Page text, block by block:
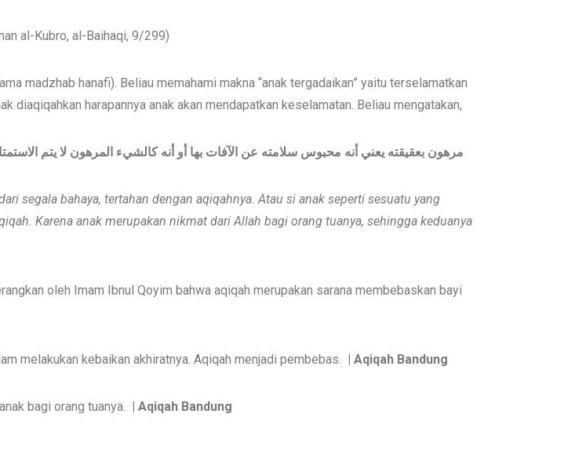
al-Kubro, al-Baihaqi, 9/299)
madzhab hanafi). Beliau memahami makna “anak tergadaikan” yaitu terselamatkan
diaqiqahkan harapannya anak akan mendapatkan keselamatan. Beliau mengatakan,
مرهون بعقيقته يعني أنه محبوس سلامته عن الآفات بها أو أنه كالشيء المرهون لا يتم
segala bahaya, tertahan dengan aqiqahnya. Atau si anak seperti sesuatu yang
Karena anak merupakan nikmat dari Allah bagi orang tuanya, sehingga keduanya
oleh Imam Ibnul Qoyim bahwa aqiqah merupakan sarana membebaskan bayi
melakukan kebaikan akhiratnya. Aqiqah menjadi pembebas. | Aqiqah Bandung
bagi orang tuanya. | Aqiqah Bandung